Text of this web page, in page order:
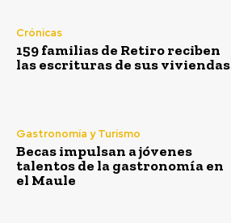
Crónicas
159 familias de Retiro reciben
las escrituras de sus viviendas
Gastronomía y Turismo
Becas impulsan a jóvenes
talentos de la gastronomía en
el Maule